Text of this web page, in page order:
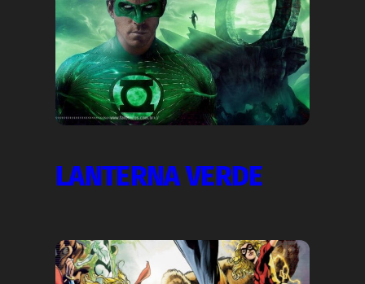
LANTERNA VERDE